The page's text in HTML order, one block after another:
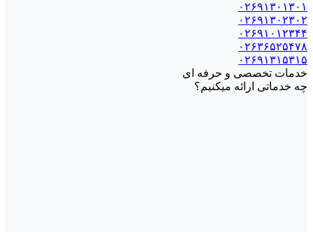
۰۲۶۹۱۳۰۱۳۰۱
۰۲۶۹۱۳۰۲۳۰۲
۰۲۶۹۱۰۱۲۳۴۴
۰۲۶۳۶۵۲۵۴۷۸
۰۲۶۹۱۳۱۵۳۱۵
خدمات تخصصی و حرفه ای
چه خدماتی ارائه میکنیم؟